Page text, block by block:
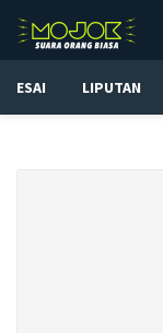
ESAI LIPUTAN